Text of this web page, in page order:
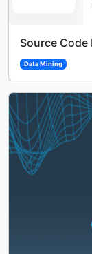
Source
Data Mining